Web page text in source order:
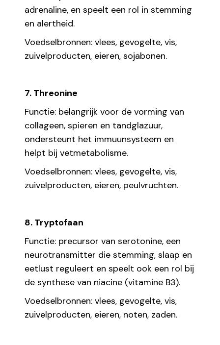
adrenaline, en speelt een rol in stemming
en alertheid.
Voedselbronnen: vlees, gevogelte, vis,
zuivelproducten, eieren, sojabonen.
7. Threonine
Functie: belangrijk voor de vorming van
collageen, spieren en tandglazuur,
ondersteunt het immuunsysteem en
helpt bij vetmetabolisme.
Voedselbronnen: vlees, gevogelte, vis,
zuivelproducten, eieren, peulvruchten.
8. Tryptofaan
Functie: precursor van serotonine, een
neurotransmitter die stemming, slaap en
eetlust reguleert en speelt ook een rol bij
de synthese van niacine (vitamine B3).
Voedselbronnen: vlees, gevogelte, vis,
zuivelproducten, eieren, noten, zaden.